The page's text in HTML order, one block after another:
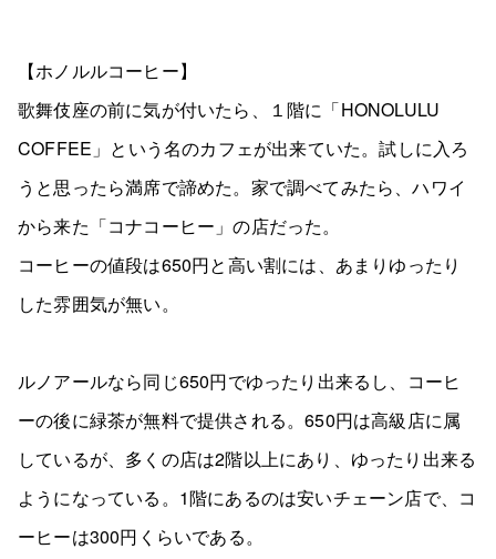
【ホノルルコーヒー】
歌舞伎座の前に気が付いたら、１階に「HONOLULU
COFFEE」という名のカフェが出来ていた。試しに入ろ
うと思ったら満席で諦めた。家で調べてみたら、ハワイ
から来た「コナコーヒー」の店だった。
コーヒーの値段は650円と高い割には、あまりゆったり
した雰囲気が無い。
ルノアールなら同じ650円でゆったり出来るし、コーヒ
ーの後に緑茶が無料で提供される。650円は高級店に属
しているが、多くの店は2階以上にあり、ゆったり出来る
ようになっている。1階にあるのは安いチェーン店で、コ
ーヒーは300円くらいである。